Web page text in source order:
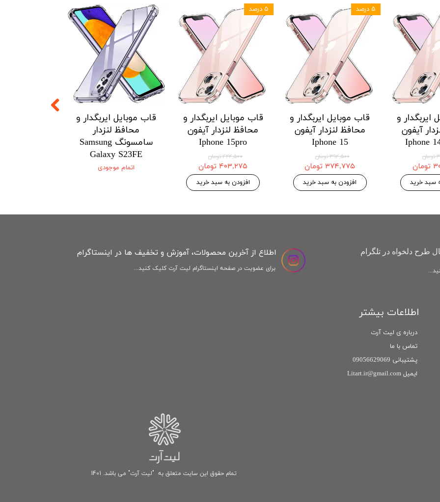
قاب موبایل ایربگدار و
محافظ لنزدار
سامسونگ Samsung
Galaxy S23FE
اتمام موجودی
قاب موبایل ایربگدار و
محافظ لنزدار آیفون
Iphone 15pro
۴۲۴,۵۰۰ تومان
۴۰۳,۲۷۵ تومان
افزودن به سبد خرید
۵ درصد
قاب موبایل ایربگدار و
محافظ لنزدار آیفون
Iphone 15
۳۹۴,۵۰۰ تومان
۳۷۴,۷۷۵ تومان
افزودن به سبد خرید
۵ درصد
ایربگدار و
آیفون
Iphone
سبد خرید
طرح دلخواه در تلگرام
اطلاعات بیشتر
درباره ی لیت آرت
تماس با ما
پشتیبانی 09056629069
ایمیل Litart.ir@gmail.com
تمام حقوق این سایت متعلق به "لیت آرت" می باشد. 1401
اطلاع از آخرین محصولات، آموزش و تخفیف ها در اینستاگرام
برای عضویت در صفحه اینستاگرام لیت آرت کلیک کنید...